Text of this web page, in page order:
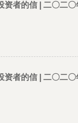
资者的信 | 二〇二
资者的信 | 二〇二